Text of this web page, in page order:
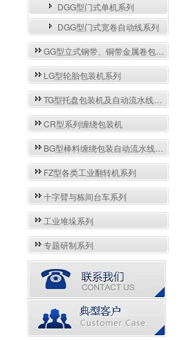
DGG型门式单机系列
DGG型门式宽卷自动线系列
GG型立式钢带、铜带金属卷包装机系列
LG型轮胎包装机系列
TG型托盘包装机及自动流水线系列
CR型系列缠绕包装机
BG型棒料缠绕包装自动流水线系列
FZ型各类工业翻转机系列
十字臂与栋间台车系列
工业堆垛系列
专题研制系列